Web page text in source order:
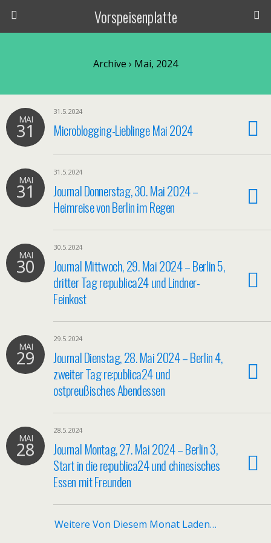
Vorspeisenplatte
Archive › Mai, 2024
MAI
31
31.5.2024
Microblogging-Lieblinge Mai 2024
MAI
31
31.5.2024
Journal Donnerstag, 30. Mai 2024 –
Heimreise von Berlin im Regen
MAI
30
30.5.2024
Journal Mittwoch, 29. Mai 2024 – Berlin 5,
dritter Tag re:publica24 und Lindner-
Feinkost
MAI
29
29.5.2024
Journal Dienstag, 28. Mai 2024 – Berlin 4,
zweiter Tag re:publica24 und
ostpreußisches Abendessen
MAI
28
28.5.2024
Journal Montag, 27. Mai 2024 – Berlin 3,
Start in die re:publica24 und chinesisches
Essen mit Freunden
Weitere Von Diesem Monat Laden…